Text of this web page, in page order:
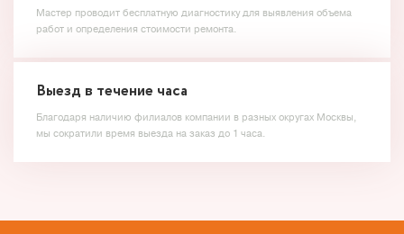
Мастер проводит бесплатную диагностику для выявления объема
работ и определения стоимости ремонта.
Выезд в течение часа
Благодаря наличию филиалов компании в разных округах Москвы,
мы сократили время выезда на заказ до 1 часа.